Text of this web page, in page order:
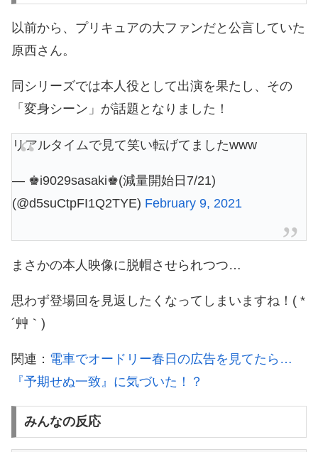
以前から、プリキュアの大ファンだと公言していた
原西さん。
同シリーズでは本人役として出演を果たし、その
「変身シーン」が話題となりました！
リアルタイムで見て笑い転げてましたwww
— ♚i9029sasaki♚(減量開始日7/21)
(@d5suCtpFI1Q2TYE) February 9, 2021
まさかの本人映像に脱帽させられつつ…
思わず登場回を見返したくなってしまいますね！( *
´艸｀)
関連： 電車でオードリー春日の広告を見てたら…
『予期せぬ一致』に気づいた！？
みんなの反応